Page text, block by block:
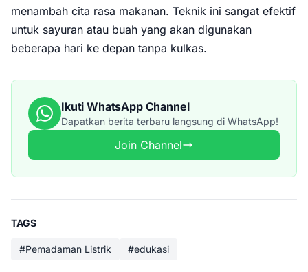
menambah cita rasa makanan. Teknik ini sangat efektif
untuk sayuran atau buah yang akan digunakan
beberapa hari ke depan tanpa kulkas.
Ikuti WhatsApp Channel
Dapatkan berita terbaru langsung di WhatsApp!
Join Channel
TAGS
#Pemadaman Listrik #edukasi